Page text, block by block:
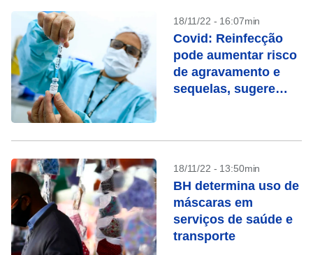
18/11/22 - 16:07min
Covid: Reinfecção
pode aumentar risco
de agravamento e
sequelas, sugere
18/11/22 - 13:50min
BH determina uso de
máscaras em
serviços de saúde e
transporte